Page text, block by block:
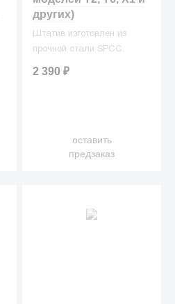
других)
Штатив изготовлен из
прочной стали SPCC.
2 390₽
оставить
предзаказ